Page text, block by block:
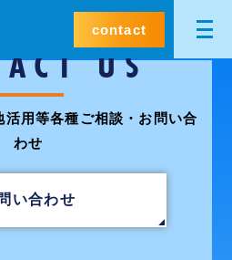
contact
US
活用等各種ご相談・お問い合
わせ
い合わせ